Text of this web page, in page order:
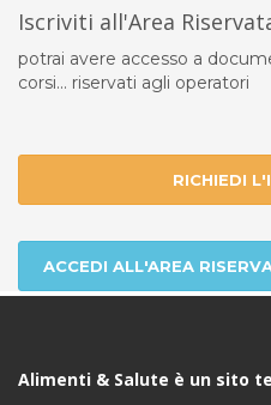
Iscriviti all'Area
potrai avere accesso a
corsi... riservati agli operatori
RICHIEDI
ACCEDI ALL'AREA
Alimenti & Salute è un sito